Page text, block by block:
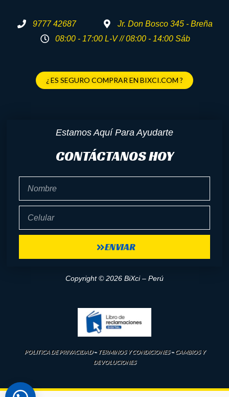
9777 42687
Jr. Don Bosco 345 - Breña
08:00 - 17:00 L-V // 08:00 - 14:00 Sáb
¿ ES SEGURO COMPRAR EN BIXCI.COM ?
Estamos Aquí Para Ayudarte
CONTÁCTANOS HOY
ENVIAR
Copyright © 2026 BiXci – Perú
POLITICA DE PRIVACIDAD–TERMINOS Y CONDICIONES–CAMBIOS Y
DEVOLUCIONES